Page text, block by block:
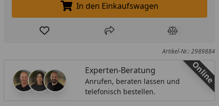
In den Einkaufswagen legen
In den Einkaufswagen
Produkt zur Wunschliste hinzufügen
Teilen Produkt
Artikel-Nr.: 2989884
Online
Experten-Beratung
Anrufen, beraten lassen und
telefonisch bestellen.